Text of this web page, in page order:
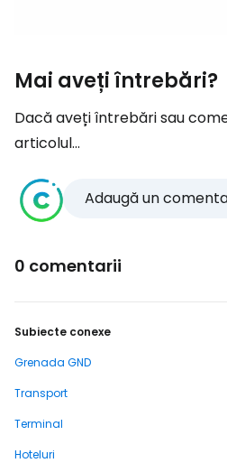
Mai aveți întrebări?
Dacă aveți întrebări sau
articolul...
Adaugă un
0 comentarii
Subiecte conexe
Grenada GND
Transport
Terminal
Hoteluri